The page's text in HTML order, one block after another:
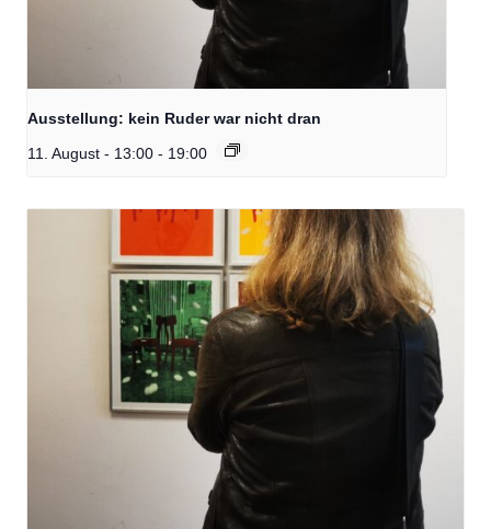
Ausstellung: kein Ruder war nicht dran
11. August - 13:00 - 19:00